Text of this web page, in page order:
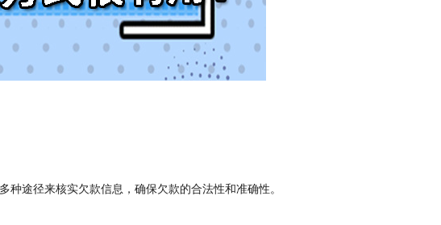
途径来核实欠款信息，确保欠款的合法性和准确性。